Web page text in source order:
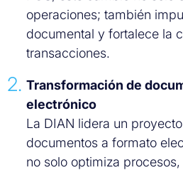
operaciones; también
documental y fortalece la
transacciones.
Transformación de
electrónico
La DIAN lidera un
documentos a formato
no solo optimiza